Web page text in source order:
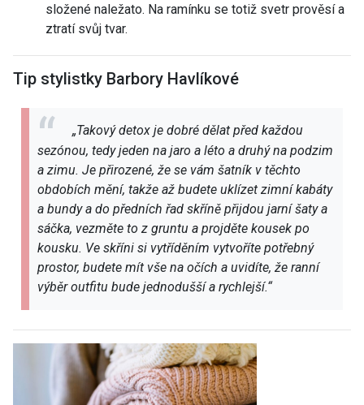
složené naležato. Na ramínku se totiž svetr prověsí a
ztratí svůj tvar.
Tip stylistky Barbory Havlíkové
„Takový detox je dobré dělat před každou
sezónou, tedy jeden na jaro a léto a druhý na podzim
a zimu. Je přirozené, že se vám šatník v těchto
obdobích mění, takže až budete uklízet zimní kabáty
a bundy a do předních řad skříně přijdou jarní šaty a
sáčka, vezměte to z gruntu a projděte kousek po
kousku. Ve skříni si vytříděním vytvoříte potřebný
prostor, budete mít vše na očích a uvidíte, že ranní
výběr outfitu bude jednodušší a rychlejší.“